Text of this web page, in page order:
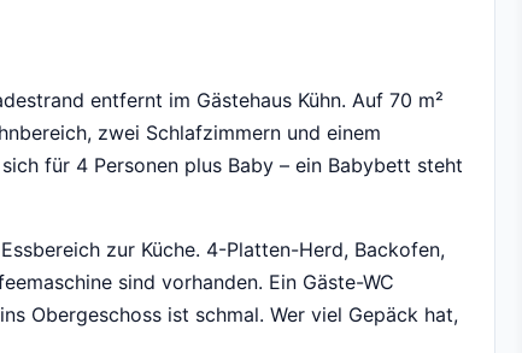
entfernt im Gästehaus Kühn. Auf 70 m²
zwei Schlafzimmern und einem
für 4 Personen plus Baby – ein Babybett steht
zur Küche. 4-Platten-Herd, Backofen,
sind vorhanden. Ein Gäste-WC
Obergeschoss ist schmal. Wer viel Gepäck hat,